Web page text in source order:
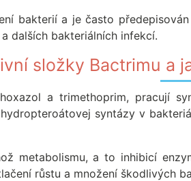
bakterií a je často
dalších bakteriálních infekcí.
složky Bactrimu a
a trimethoprim, pracují
syntázy v
metabolismu, a to inhibicí
růstu a množení škodlivých